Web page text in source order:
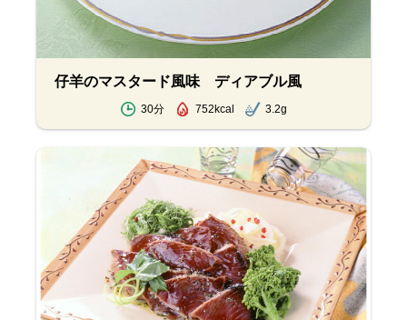
仔羊のマスタード風味 ディアブル風
30分 752kcal 3.2g